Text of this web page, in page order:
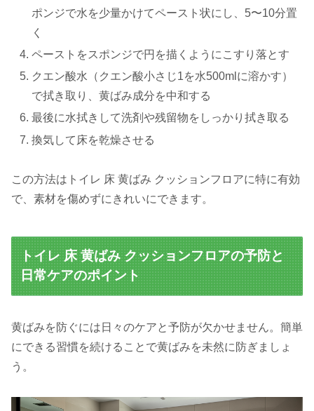
ポンジで水を少量かけてペースト状にし、5〜10分置
く
ペーストをスポンジで円を描くようにこすり落とす
クエン酸水（クエン酸小さじ1を水500mlに溶かす）
で拭き取り、黄ばみ成分を中和する
最後に水拭きして洗剤や残留物をしっかり拭き取る
換気して床を乾燥させる
この方法はトイレ 床 黄ばみ クッションフロアに特に有効
で、素材を傷めずにきれいにできます。
トイレ 床 黄ばみ クッションフロアの予防と
日常ケアのポイント
黄ばみを防ぐには日々のケアと予防が欠かせません。簡単
にできる習慣を続けることで黄ばみを未然に防ぎましょ
う。